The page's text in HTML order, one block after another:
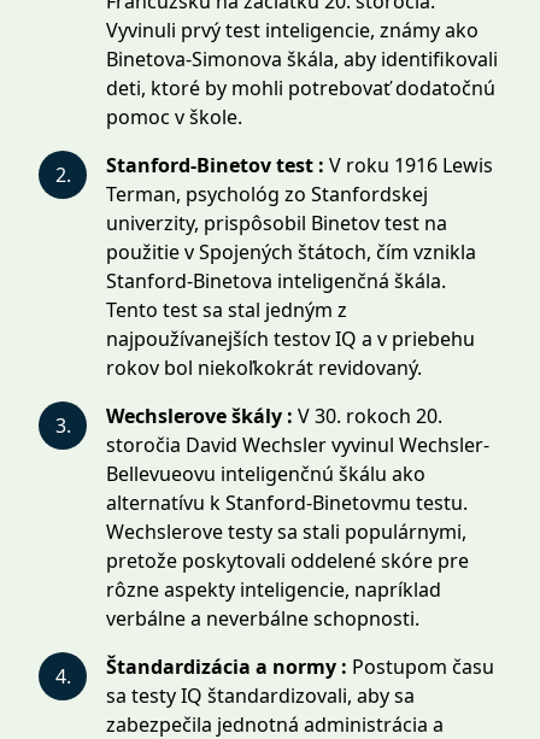
Vyvinuli prvý test inteligencie, známy ako
Binetova-Simonova škála, aby identifikovali
deti, ktoré by mohli potrebovať dodatočnú
pomoc v škole.
2. Stanford-Binetov test : V roku 1916 Lewis
Terman, psychológ zo Stanfordskej
univerzity, prispôsobil Binetov test na
použitie v Spojených štátoch, čím vznikla
Stanford-Binetova inteligenčná škála.
Tento test sa stal jedným z
najpoužívanejších testov IQ a v priebehu
rokov bol niekoľkokrát revidovaný.
3. Wechslerove škály : V 30. rokoch 20.
storočia David Wechsler vyvinul Wechsler-
Bellevueovu inteligenčnú škálu ako
alternatívu k Stanford-Binetovmu testu.
Wechslerove testy sa stali populárnymi,
pretože poskytovali oddelené skóre pre
rôzne aspekty inteligencie, napríklad
verbálne a neverbálne schopnosti.
4. Štandardizácia a normy : Postupom času
sa testy IQ štandardizovali, aby sa
zabezpečila jednotná administrácia a